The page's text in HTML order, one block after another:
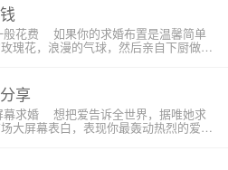
花费 如果你的求婚布置是温馨简单
瑰花，浪漫的气球，然后亲自下厨做一
享
求婚 想把爱告诉全世界，据唯她求
大屏幕表白，表现你最轰动热烈的爱，